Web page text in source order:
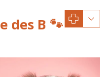
des B 🐾